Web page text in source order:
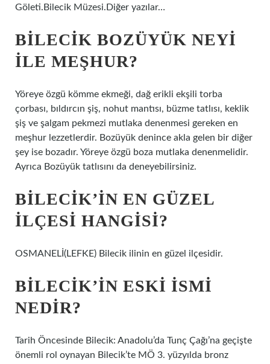
Göleti.Bilecik Müzesi.Diğer yazılar…
BILECIK BOZÜYÜK NEYI
ILE MEŞHUR?
Yöreye özgü kömme ekmeği, dağ erikli ekşili torba
çorbası, bıldırcın şiş, nohut mantısı, büzme tatlısı, keklik
şiş ve şalgam pekmezi mutlaka denenmesi gereken en
meşhur lezzetlerdir. Bozüyük denince akla gelen bir diğer
şey ise bozadır. Yöreye özgü boza mutlaka denenmelidir.
Ayrıca Bozüyük tatlısını da deneyebilirsiniz.
BILECIK’IN EN GÜZEL
ILÇESI HANGISI?
OSMANELİ(LEFKE) Bilecik ilinin en güzel ilçesidir.
BILECIK’IN ESKI ISMI
NEDIR?
Tarih Öncesinde Bilecik: Anadolu’da Tunç Çağı’na geçişte
önemli rol oynayan Bilecik’te MÖ 3. yüzyılda bronz